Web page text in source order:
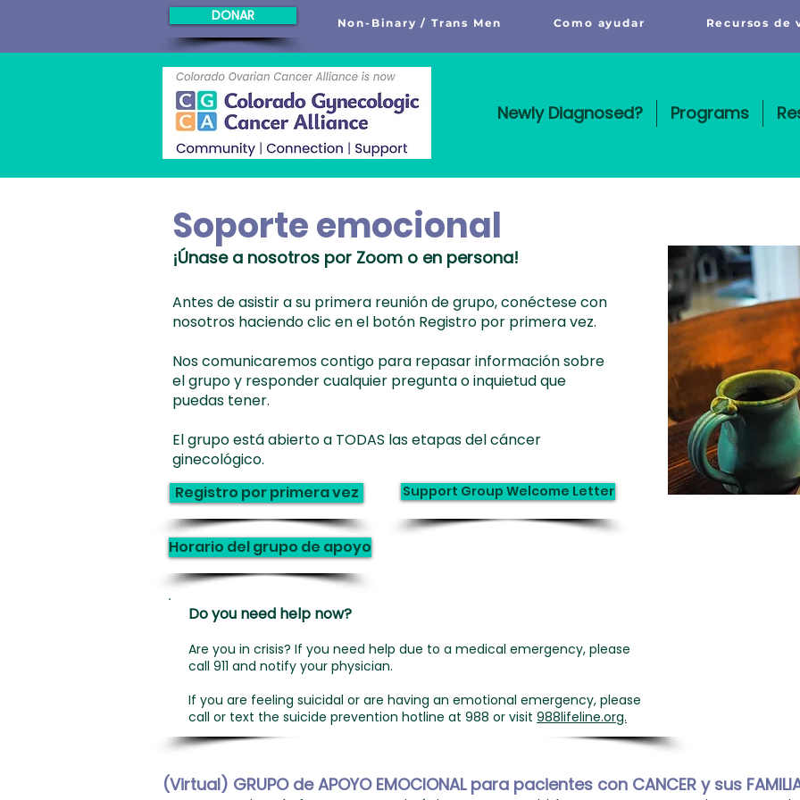
DONAR Como ayudar Recursos de
Non-Binary / Trans Men
Newly Diagnosed? Programs
Soporte emocional
¡Únase a nosotros por Zoom o en persona!
Antes de asistir a su primera reunión de grupo, conéctese con
nosotros haciendo clic en el botón Registro por primera vez.
Nos comunicaremos contigo para repasar información sobre
el grupo y responder cualquier pregunta o inquietud que
puedas tener.
El grupo está abierto a TODAS las etapas del cáncer
ginecológico.
Registro por primera vez
Support Group Welcome Letter
Horario del grupo de apoyo
Do you need help now?
Are you in crisis? If you need help due to a medical emergency, please
call 911 and notify your physician.
If you are feeling suicidal or are having an emotional emergency, please
call or text the suicide prevention hotline at 988 or visit 988lifeline.org.
(Virtual) GRUPO de APOYO EMOCIONAL para pacientes con CANCER y sus